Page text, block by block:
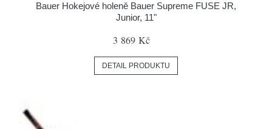
Bauer Hokejové holeně Bauer Supreme FUSE JR,
Junior, 11"
3 869 Kč
DETAIL PRODUKTU